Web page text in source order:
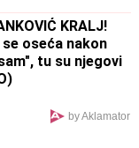
KRALJ!
oseća nakon
tu su njegovi
by Aklamator